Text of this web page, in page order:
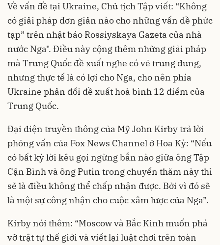
Về vấn đề tại Ukraine, Chủ tịch Tập viết: “Không
có giải pháp đơn giản nào cho những vấn đề phức
tạp” trên nhật báo Rossiyskaya Gazeta của nhà
nước Nga". Điều này cộng thêm những giải pháp
mà Trung Quốc đề xuất nghe có vẻ trung dung,
nhưng thực tế là có lợi cho Nga, cho nên phía
Ukraine phản đối đề xuất hoà bình 12 điểm của
Trung Quốc.
Đại diện truyền thông của Mỹ John Kirby trả lời
phỏng vấn của Fox News Channel ở Hoa Kỳ: “Nếu
có bất kỳ lời kêu gọi ngừng bắn nào giữa ông Tập
Cận Bình và ông Putin trong chuyến thăm này thì
sẽ là điều không thể chấp nhận được. Bởi vì đó sẽ
là một sự công nhận cho cuộc xâm lược của Nga”.
Kirby nói thêm: “Moscow và Bắc Kinh muốn phá
vỡ trật tự thế giới và viết lại luật chơi trên toàn